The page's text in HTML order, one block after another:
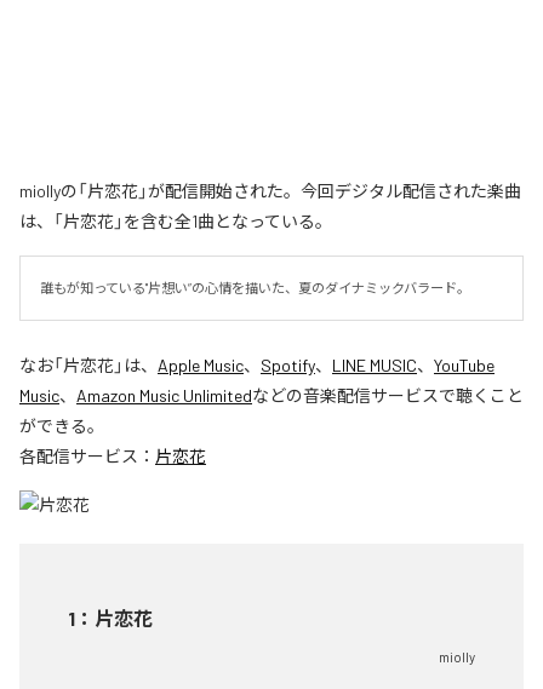
miollyの「片恋花」が配信開始された。今回デジタル配信された楽曲
は、「片恋花」を含む全1曲となっている。
誰もが知っている"片想い”の心情を描いた、夏のダイナミックバラード。
なお「片恋花」は、 Apple Music、 Spotify、 LINE MUSIC、 YouTube
Music、 Amazon Music Unlimitedなどの音楽配信サービスで聴くこと
ができる。
各配信サービス： 片恋花
1 ： 片恋花
miolly